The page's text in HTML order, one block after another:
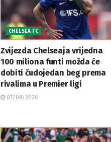
CHELSEA FC
Zvijezda Chelseaja vrijedna
100 miliona funti možda će
dobiti čudojedan beg prema
rivalima u Premier ligi
07/08/2026